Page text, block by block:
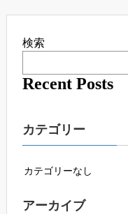
検索
Recent Posts
カテゴリー
カテゴリーなし
アーカイブ